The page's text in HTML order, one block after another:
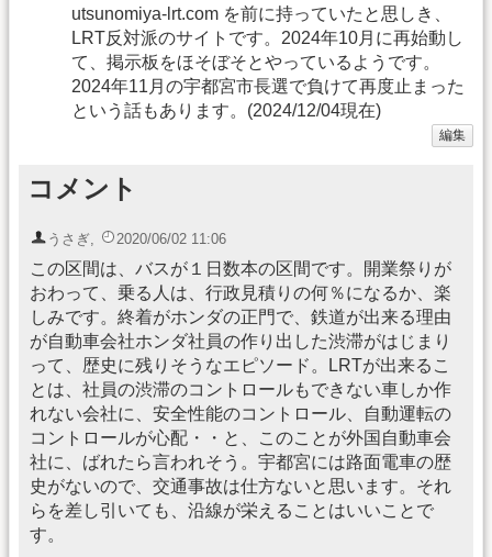
utsunomiya-lrt.com を前に持っていたと思しき、
LRT反対派のサイトです。2024年10月に再始動し
て、掲示板をほそぼそとやっているようです。
2024年11月の宇都宮市長選で負けて再度止まった
という話もあります。(2024/12/04現在)
編集
コメント
うさぎ 2020/06/02 11:06
この区間は、バスが１日数本の区間です。開業祭りが
おわって、乗る人は、行政見積りの何％になるか、楽
しみです。終着がホンダの正門で、鉄道が出来る理由
が自動車会社ホンダ社員の作り出した渋滞がはじまり
って、歴史に残りそうなエピソード。LRTが出来るこ
とは、社員の渋滞のコントロールもできない車しか作
れない会社に、安全性能のコントロール、自動運転の
コントロールが心配・・と、このことが外国自動車会
社に、ばれたら言われそう。宇都宮には路面電車の歴
史がないので、交通事故は仕方ないと思います。それ
らを差し引いても、沿線が栄えることはいいことで
す。